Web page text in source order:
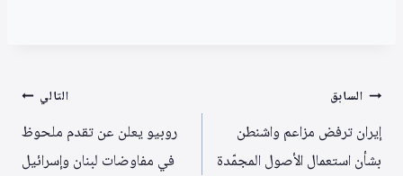
تصفّح
المقالات
السابق
إيران ترفض مزاعم واشنطن
بشأن استعمال الأصول المجمّدة
التالي
روبيو يعلن عن تقدم ملحوظ
في مفاوضات لبنان وإسرائيل